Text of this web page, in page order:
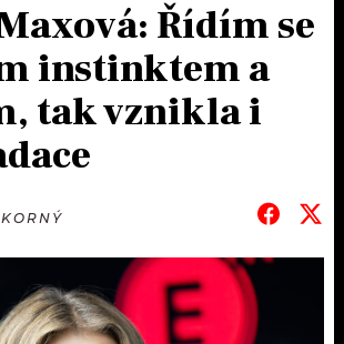
Řídím se
instinktem a
tak vznikla i